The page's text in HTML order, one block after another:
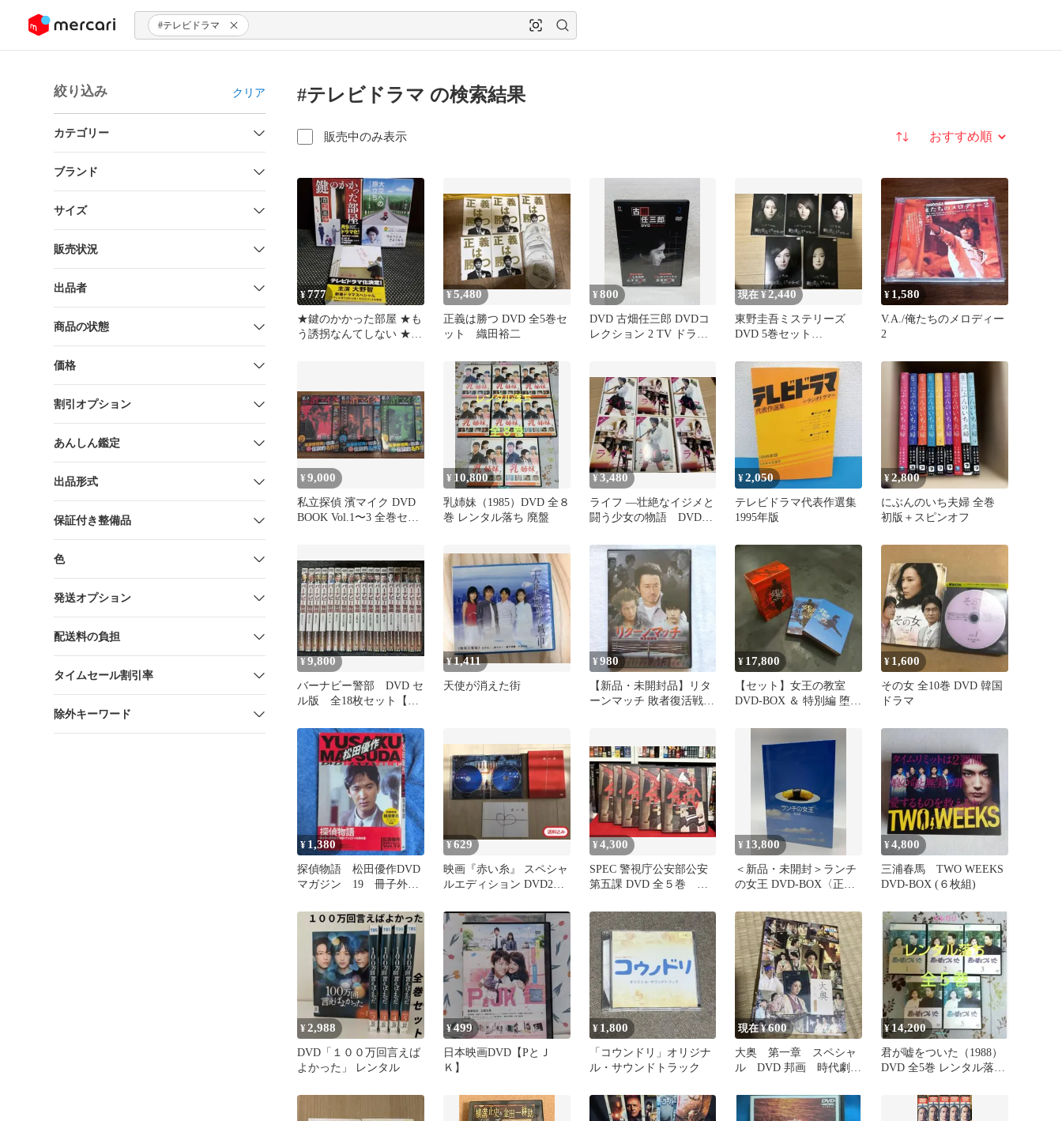
ツにスキップ #テレビドラマ
絞り込み クリア
カテゴリー
ブランド
サイズ
販売状況
出品者
商品の状態
価格
割引オプション
あんしん鑑定
出品形式
保証付き整備品
色
発送オプション
配送料の負担
タイムセール割引率
除外キーワード
#テレビドラマ の検索結果
販売中のみ表示 並び替え
¥777
★鍵のかかった部屋 ★も
う誘拐なんてしない ★大
¥5,480
正義は勝つ DVD 全5巻セ
ット 織田裕二
¥800
DVD 古畑任三郎 DVDコ
レクション 2 TV ドラマ
現在 ¥ 2,440
東野圭吾ミステリーズ
DVD 5巻セット
¥ 1,580
V.A./俺たちのメロディー
2
¥9,000
私立探偵 濱マイク DVD
BOOK Vol.1〜3 全巻セッ
¥ 10,800
乳姉妹（1985）DVD 全８
巻 レンタル落ち 廃盤
¥3,480
ライフ ―壮絶なイジメと
闘う少女の物語 DVD全
¥2,050
テレビドラマ代表作選集
1995年版
¥2,800
にぶんのいち夫婦 全巻
初版＋スピンオフ
¥9,800
バーナビー警部 DVD セ
ル版 全18枚セット【美
¥1,411
天使が消えた街
¥980
【新品・未開封品】リタ
ーンマッチ 敗者復活戦
¥ 17,800
【セット】女王の教室
DVD-BOX ＆ 特別編 堕天
¥ 1,600
その女 全10巻 DVD 韓国
ドラマ
¥ 1,380
探偵物語 松田優作DVD
マガジン 19 冊子外箱
¥629
映画『赤い糸』 スペシャ
ルエディション DVD2枚
¥4,300
SPEC 警視庁公安部公安
第五課 DVD 全５巻 レ
¥ 13,800
＜新品・未開封＞ランチ
の女王 DVD-BOX〈正規
ドラマ】
¥4,800
三浦春馬 TWO WEEKS
DVD-BOX (６枚組)
¥2,988
DVD「１００万回言えば
よかった」 レンタル
¥499
日本映画DVD【PとＪ
Ｋ】
¥1,800
「コウンドリ」オリジナ
ル・サウンドトラック
現在 ¥600
大奥 第一章 スペシャ
ル DVD 邦画 時代劇
¥14,200
君が嘘をついた（1988）
DVD 全5巻 レンタル落ち